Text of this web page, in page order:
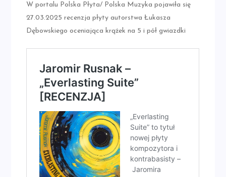
W portalu Polska Płyta/ Polska Muzyka pojawiła się
27.03.2025 recenzja płyty autorstwa Łukasza
Dębowskiego oceniająca krążek na 5 i pół gwiazdki